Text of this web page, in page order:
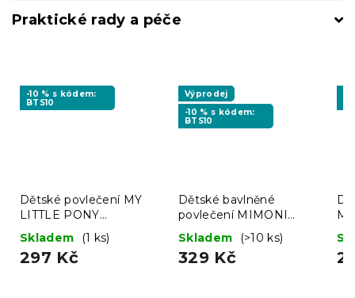
Praktické rady a péče
-10 % s kódem:
BTS10
Dětské povlečení MY
LITTLE PONY
FRIENDSHIP růžové
Skladem (1 ks)
297 Kč
Výprodej
-10 % s kódem:
BTS10
Dětské bavlněné
povlečení MIMONI
SKATE CREW modré
Skladem (>10 ks)
329 Kč